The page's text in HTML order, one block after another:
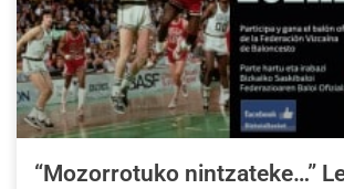
“Mozorrotuko nintzateke…”